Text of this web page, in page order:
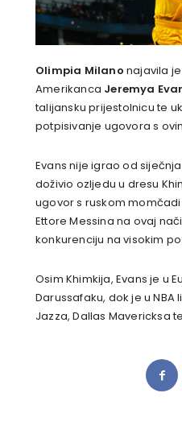
Olimpia Milano najavila
Amerikanca Jeremya
talijansku prijestolnicu te
potpisivanje ugovora s
Evans nije igrao od
doživio ozljedu u dresu
ugovor s ruskom
Ettore Messina na ovaj
konkurenciju na visokim
Osim Khimkija, Evans je u
Darussafaku, dok je u
Jazza, Dallas Mavericksa